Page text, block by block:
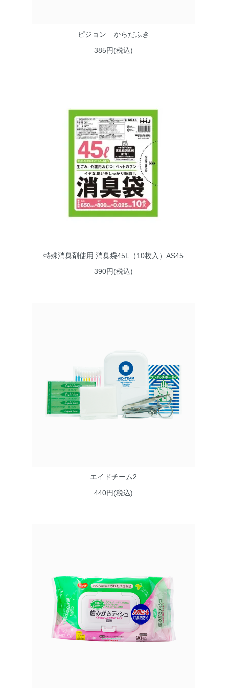
ピジョン からだふき
385円(税込)
特殊消臭剤使用 消臭袋45L（10枚入）AS45
390円(税込)
エイドチーム2
440円(税込)